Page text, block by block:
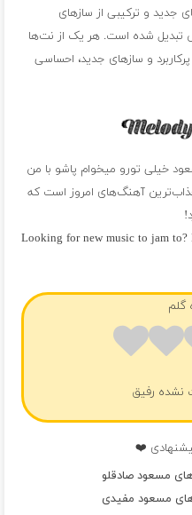
جدید و ترکیبی از سازهای
تبدیل شده است. هر یک از نت‌ها
و سازهای جدید، احساسی
خیلی تورو میخوام پاشو با من
آهنگ‌های امروز است که
Looking for new music to jam
گلم
نشده رفیق
❤️
مسعود صادقلو
مسعود مفیدی